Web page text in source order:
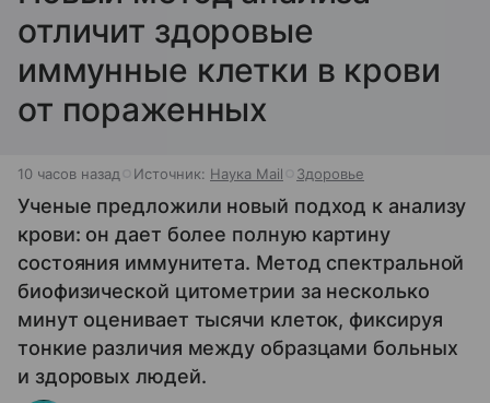
отличит здоровые
иммунные клетки в крови
от пораженных
10 часов назад Источник: Наука Mail Здоровье
Ученые предложили новый подход к анализу
крови: он дает более полную картину
состояния иммунитета. Метод спектральной
биофизической цитометрии за несколько
минут оценивает тысячи клеток, фиксируя
тонкие различия между образцами больных
и здоровых людей.